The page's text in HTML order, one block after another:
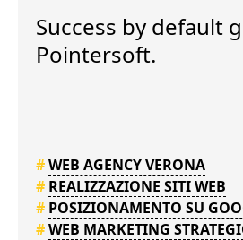
Success by default
Pointersoft.
#WEB AGENCY VERONA
# REALIZZAZIONE SITI WEB
# POSIZIONAMENTO SU
#WEB MARKETING